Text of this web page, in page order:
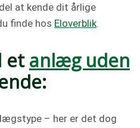
at kende dit årlige
finde hos Eloverblik.
etanlæg uden
– her er det dog